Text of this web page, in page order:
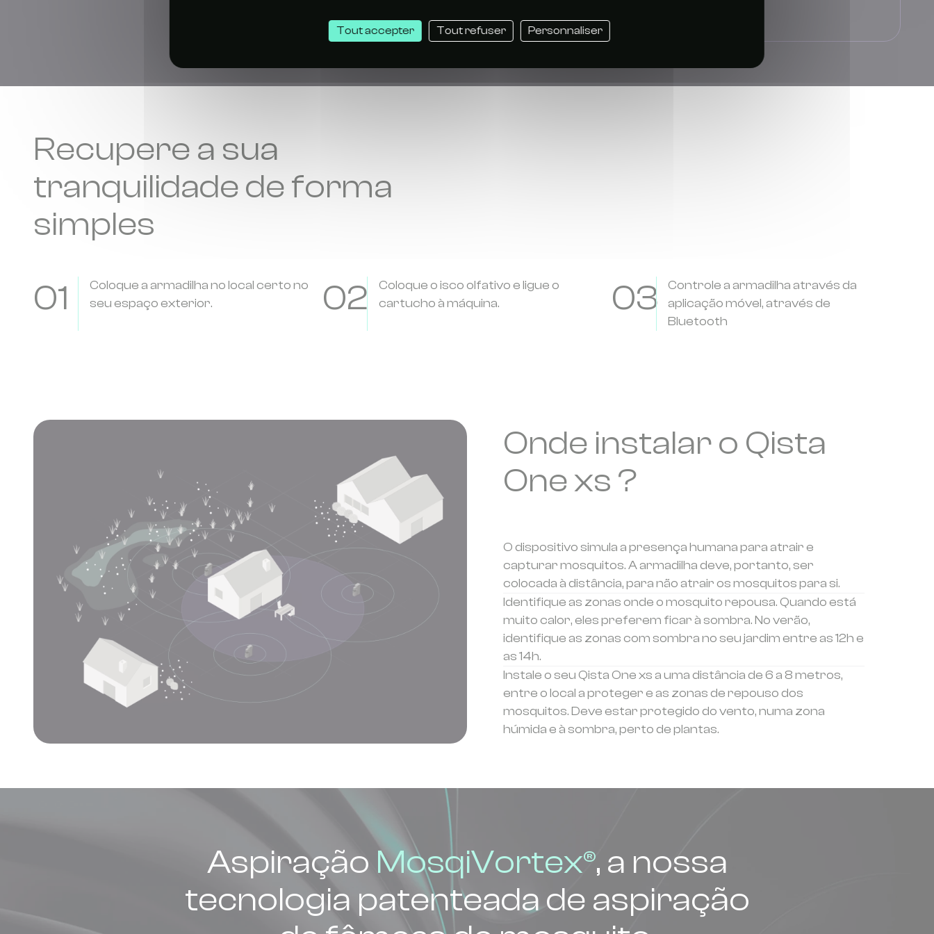
Tout accepter Tout refuser Personnaliser
Recupere a sua
tranquilidade de forma
simples
01
Coloque a armadilha no local certo no
seu espaço exterior.
02
Coloque o isco olfativo e ligue o
cartucho à máquina.
03
Controle a armadilha através da
aplicação móvel, através de
Bluetooth
Onde instalar o Qista
One xs ?
O dispositivo simula a presença humana para atrair e
capturar mosquitos. A armadilha deve, portanto, ser
colocada à distância, para não atrair os mosquitos para si.
Identifique as zonas onde o mosquito repousa. Quando está
muito calor, eles preferem ficar à sombra. No verão,
identifique as zonas com sombra no seu jardim entre as 12h e
as 14h.
Instale o seu Qista One xs a uma distância de 6 a 8 metros,
entre o local a proteger e as zonas de repouso dos
mosquitos. Deve estar protegido do vento, numa zona
húmida e à sombra, perto de plantas.
Aspiração MosqiVortex®, a nossa
tecnologia patenteada de aspiração